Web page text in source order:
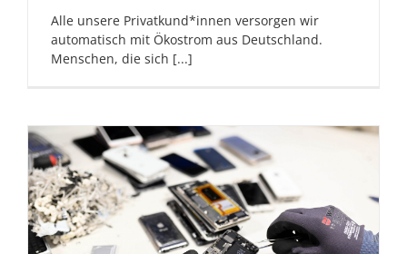
Alle unsere Privatkund*innen versorgen wir
automatisch mit Ökostrom aus Deutschland.
Menschen, die sich [...]